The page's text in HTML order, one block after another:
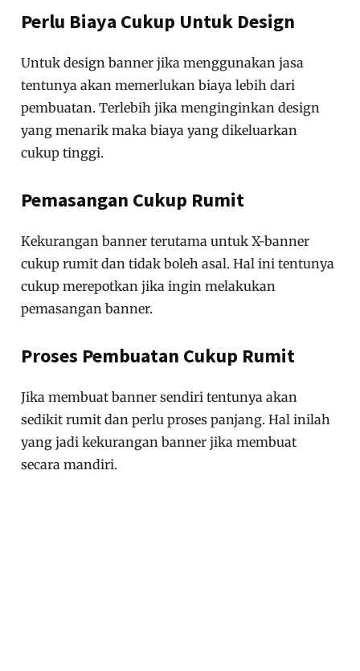
Perlu Biaya Cukup Untuk Design
Untuk design banner jika menggunakan jasa
tentunya akan memerlukan biaya lebih dari
pembuatan. Terlebih jika menginginkan design
yang menarik maka biaya yang dikeluarkan
cukup tinggi.
Pemasangan Cukup Rumit
Kekurangan banner terutama untuk X-banner
cukup rumit dan tidak boleh asal. Hal ini tentunya
cukup merepotkan jika ingin melakukan
pemasangan banner.
Proses Pembuatan Cukup Rumit
Jika membuat banner sendiri tentunya akan
sedikit rumit dan perlu proses panjang. Hal inilah
yang jadi kekurangan banner jika membuat
secara mandiri.